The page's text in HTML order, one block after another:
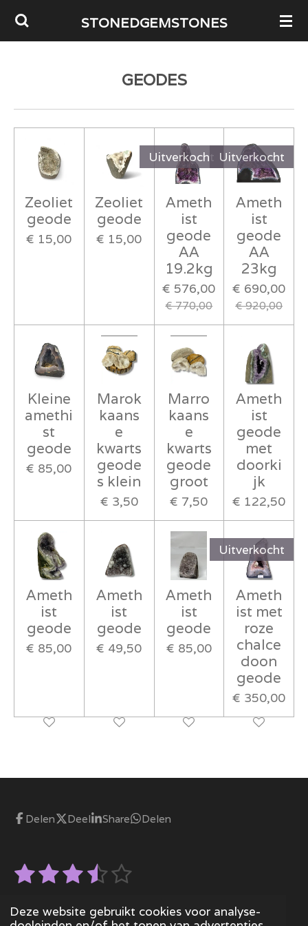
Deze website gebruikt cookies voor analyse-
Ga
direct
STONEDGEMSTONES
GEODES
Zeoliet
geode
€ 15,00
Zeoliet
geode
€ 15,00
Uitverkocht
Ameth
ist
geode
AA
19.2kg
€ 576,00
€ 770,00
Uitverkocht
Ameth
ist
geode
AA
23kg
€ 690,00
€ 920,00
Kleine
amethi
st
geode
€ 85,00
Marok
kaans
e
kwarts
geode
s klein
€ 3,50
Marro
kaans
e
kwarts
geode
groot
€ 7,50
Ameth
ist
geode
met
doorki
jk
€ 122,50
Ameth
ist
geode
€ 85,00
Ameth
ist
geode
€ 49,50
Ameth
ist
geode
€ 85,00
Uitverkocht
Ameth
ist met
roze
chalce
doon
geode
€ 350,00
Delen Deel Share Delen
R
t
1
t
2
t
3
t
4
t
5
t
S
m
m
© 2023 - 2026 Stonedgemstones